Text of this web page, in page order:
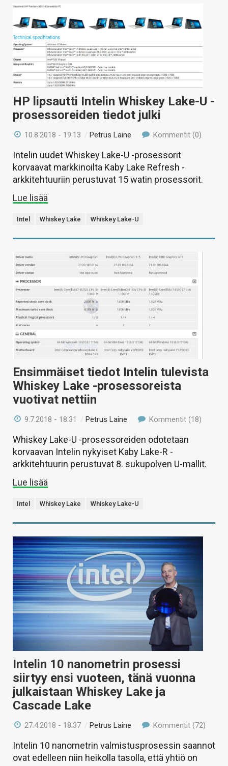
HP lipsautti Intelin Whiskey Lake-U -
prosessoreiden tiedot julki
10.8.2018 - 19:13 / Petrus Laine Kommentit (0)
Intelin uudet Whiskey Lake-U -prosessorit
korvaavat markkinoilta Kaby Lake Refresh -
arkkitehtuuriin perustuvat 15 watin prosessorit.
Lue lisää
Intel Whiskey Lake Whiskey Lake-U
Ensimmäiset tiedot Intelin tulevista
Whiskey Lake -prosessoreista
vuotivat nettiin
9.7.2018 - 18:31 /Petrus Laine Kommentit (18)
Whiskey Lake-U -prosessoreiden odotetaan
korvaavan Intelin nykyiset Kaby Lake-R -
arkkitehtuurin perustuvat 8. sukupolven U-mallit.
Lue lisää
Intel Whiskey Lake Whiskey Lake-U
Intelin 10 nanometrin prosessi
siirtyy ensi vuoteen, tänä vuonna
julkaistaan Whiskey Lake ja
Cascade Lake
27.4.2018 - 18:37 /Petrus Laine Kommentit (72)
Intelin 10 nanometrin valmistusprosessin saannot
ovat edelleen niin heikolla tasolla, että yhtiö on